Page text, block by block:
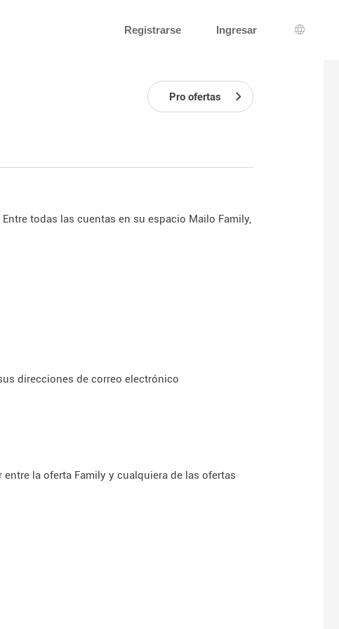
Registrarse Ingresar
Pro ofertas
todas las cuentas en su espacio Mailo Family,
direcciones de correo electrónico
la oferta Family y cualquiera de las ofertas